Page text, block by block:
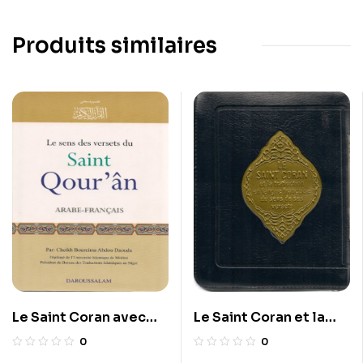
Produits similaires
Le Saint Coran avec
traduction du sens de
0
Le Saint Coran et la
traduction en langue
0